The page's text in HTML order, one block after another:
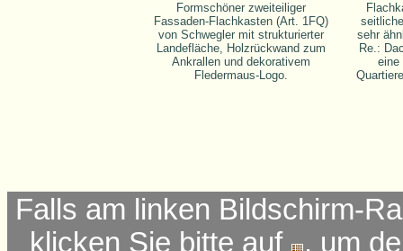
Formschöner zweiteiliger
Fassaden-Flachkasten (Art. 1FQ)
von Schwegler mit strukturierter
Landefläche, Holzrückwand zum
Ankrallen und dekorativem
Fledermaus-Logo.
sehr
Re.:
eine
Falls am linken Bildschirm-
klicken Sie bitte auf
, um